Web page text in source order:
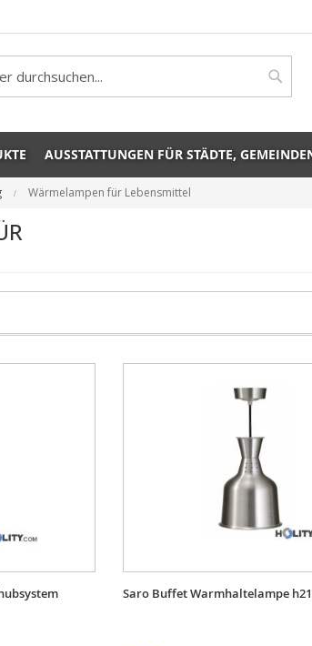
Search
AUSSTATTUNGEN FÜR STÄDTE,
Wärmelampen für Lebensmittel
Saro Buffet Warmhaltelampe